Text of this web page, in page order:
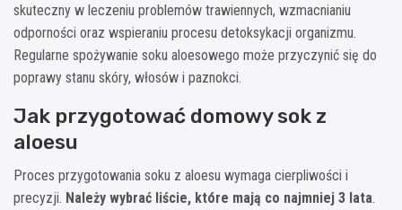
skuteczny w leczeniu problemów trawiennych, wzmacnianiu
odporności oraz wspieraniu procesu detoksykacji organizmu.
Regularne spożywanie soku aloesowego może przyczynić się do
poprawy stanu skóry, włosów i paznokci.
Jak przygotować domowy sok z
aloesu
Proces przygotowania soku z aloesu wymaga cierpliwości i
precyzji. Należy wybrać liście, które mają co najmniej 3 lata.